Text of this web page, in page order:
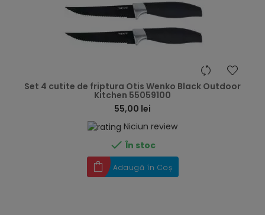
Set 4 cutite de friptura Otis Wenko Black Outdoor
Kitchen 55059100
55,00 lei
Niciun review
 În stoc
Adaugă în Coș